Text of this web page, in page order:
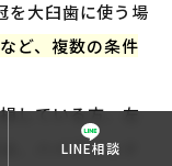
LINE相談
を大臼歯に使う場
ど、複数の条件
している方、左
、ハイブリッド